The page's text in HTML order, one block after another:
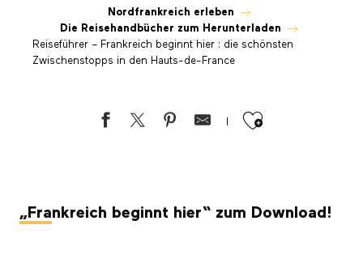
Nordfrankreich erleben
Die Reisehandbücher zum Herunterladen
Reiseführer – Frankreich beginnt hier : die schönsten
Zwischenstopps in den Hauts-de-France
Ajouter
„Frankreich beginnt hier“ zum Download!